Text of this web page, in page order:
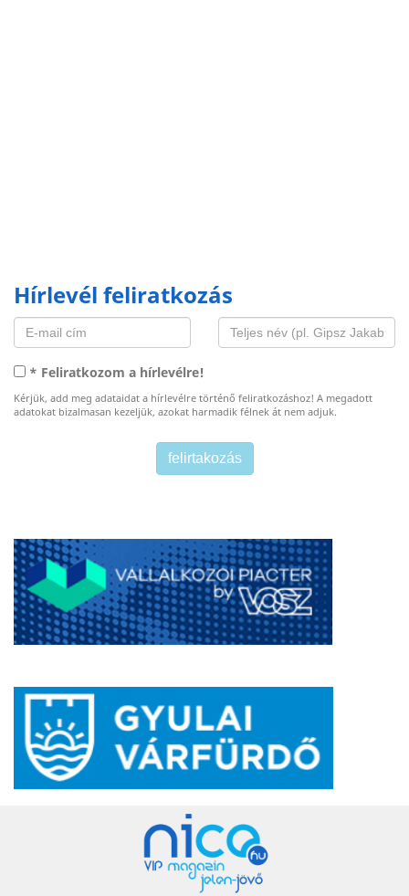
Hírlevél feliratkozás
* Feliratkozom a hírlevélre!
Kérjük, add meg adataidat a hírlevélre történő feliratkozáshoz! A megadott
adatokat bizalmasan kezeljük, azokat harmadik félnek át nem adjuk.